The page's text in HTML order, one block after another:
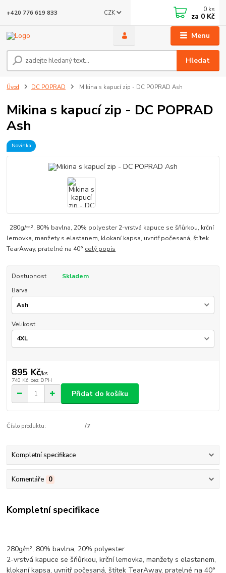
Menu
CZK
Hledat
+420 776 619 833 0 ks
za 0 Kč
Úvod DC POPRAD Mikina s kapucí zip - DC POPRAD Ash
Mikina s kapucí zip - DC POPRAD
Ash
Novinka
280g/m², 80% bavlna, 20% polyester 2-vrstvá kapuce se šňůrkou, krční
lemovka, manžety s elastanem, klokaní kapsa, uvnitř počesaná, štítek
TearAway, pratelné na 40° celý popis
Dostupnost
Skladem
Barva
Velikost
895 Kč/ks
740 Kč bez DPH
Přidat do košíku
Číslo produktu: /7
Kompletní specifikace
Komentáře 0
Kompletní specifikace
280g/m², 80%bavlna, 20%polyester
2-vrstvá kapuce se šňůrkou,krční lemovka, manžety s elastanem,
klokaní kapsa, uvnitř počesaná, štítek TearAway, pratelné na 40°